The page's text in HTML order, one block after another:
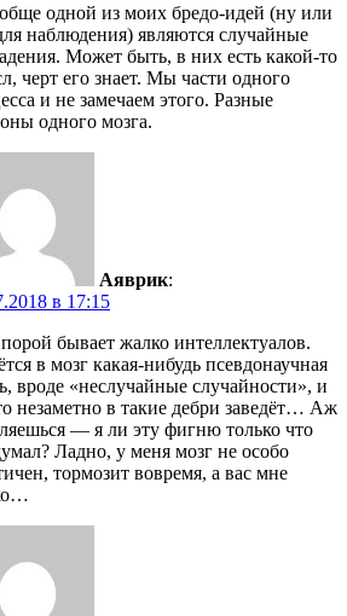
одной из моих бредо-идей (ну или
наблюдения) являются случайные
Может быть, в них есть какой-то
черт его знает. Мы части одного
и не замечаем этого. Разные
одного мозга.
Аяврик:
в 17:15
бывает жалко интеллектуалов.
в мозг какая-нибудь псевдонаучная
вроде «неслучайные случайности», и
незаметно в такие дебри заведёт… Аж
— я ли эту фигню только что
Ладно, у меня мозг не особо
тормозит вовремя, а вас мне